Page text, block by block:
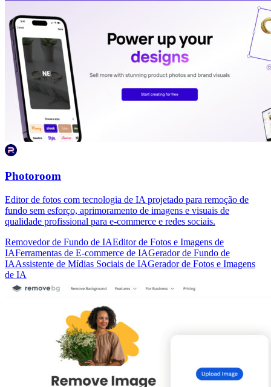
Photoroom
Editor de fotos com tecnologia de IA projetado para remoção de
fundo sem esforço, aprimoramento de imagens e visuais de
qualidade profissional para e-commerce e redes sociais.
Removedor de Fundo de IAEditor de Fotos e Imagens de
IAFerramentas de E-commerce de IAGerador de Fundo de
IAAssistente de Mídias Sociais de IAGerador de Fotos e Imagens
de IA